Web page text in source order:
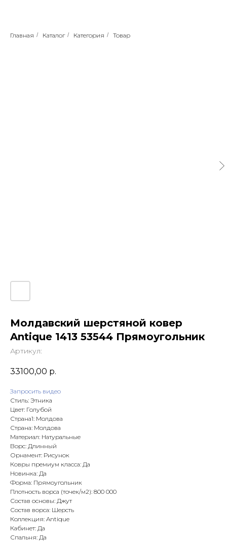
Главная / Каталог / Категория / Товар
Молдавский шерстяной ковер
Antique 1413 53544 Прямоугольник
Артикул:
33100,00 р.
Запросить видео
Стиль: Этника
Цвет: Голубой
Страна1: Молдова
Страна: Молдова
Материал: Натуральные
Ворс: Длинный
Орнамент: Рисунок
Ковры премиум класса: Да
Новинка: Да
Форма: Прямоугольник
Плотность ворса (точек/м2): 800 000
Состав основы: Джут
Состав ворса: Шерсть
Коллекция: Antique
Кабинет: Да
Спальня: Да